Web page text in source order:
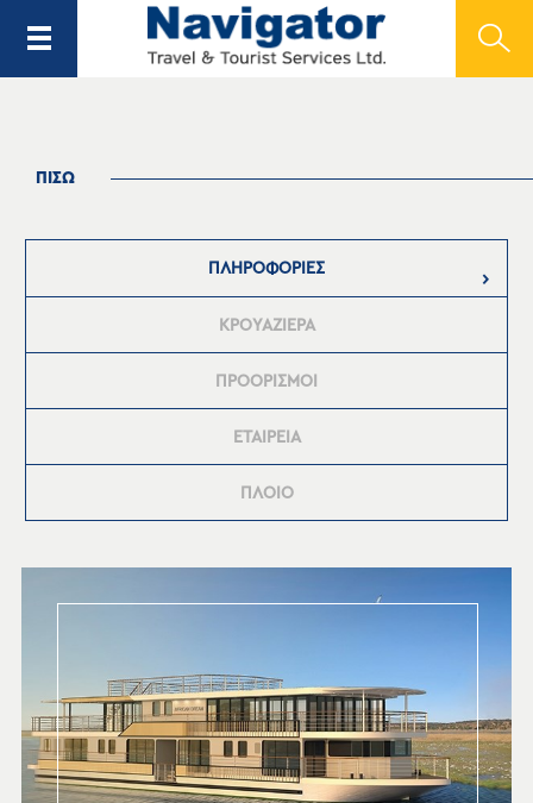
ΠΙΣΩ
ΠΛΗΡΟΦΟΡΙΕΣ
ΚΡΟΥΑΖΙΕΡΑ
ΠΡΟΟΡΙΣΜΟΙ
ΕΤΑΙΡΕΙΑ
ΠΛΟΙΟ